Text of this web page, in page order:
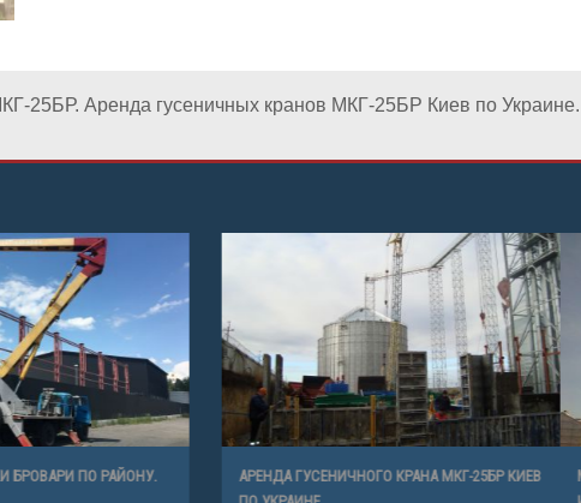
25БР. Аренда гусеничных кранов МКГ-25БР Киев по Украине.
АВТОВИШКИ БРОВАРИ ПО РАЙОНУ.
АРЕНДА ГУСЕНИЧНОГО КРАНА МКГ-